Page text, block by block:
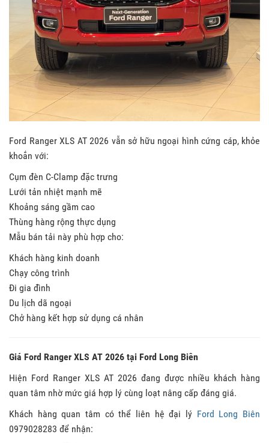
Ford Ranger XLS AT 2026 vẫn sở hữu ngoại hình cứng cáp, khỏe
khoắn với:
Cụm đèn C-Clamp đặc trưng
Lưới tản nhiệt mạnh mẽ
Khoảng sáng gầm cao
Thùng hàng rộng thực dụng
Mẫu bán tải này phù hợp cho:
Khách hàng kinh doanh
Chạy công trình
Đi gia đình
Du lịch dã ngoại
Chở hàng kết hợp sử dụng cá nhân
Giá Ford Ranger XLS AT 2026 tại Ford Long Biên
Hiện Ford Ranger XLS AT 2026 đang được nhiều khách hàng
quan tâm nhờ mức giá hợp lý cùng loạt nâng cấp đáng giá.
Khách hàng quan tâm có thể liên hệ đại lý Ford Long Biên
0979028283 để nhận: